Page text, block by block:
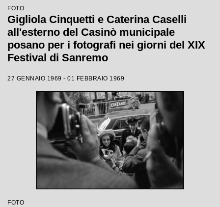
FOTO
Gigliola Cinquetti e Caterina Caselli
all'esterno del Casinò municipale
posano per i fotografi nei giorni del XIX
Festival di Sanremo
27 GENNAIO 1969 - 01 FEBBRAIO 1969
FOTO